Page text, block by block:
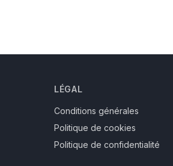
LÉGAL
Conditions générales
Politique de cookies
Politique de confidentialité